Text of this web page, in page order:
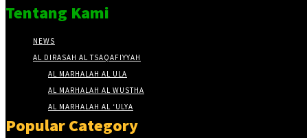
Tentang Kami
NEWS
AL DIRASAH AL TSAQAFIYYAH
AL MARHALAH AL ULA
AL MARHALAH AL WUSTHA
AL MARHALAH AL ‘ULYA
Popular Category